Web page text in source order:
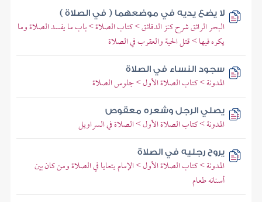
لا يضع يديه في موضعهما ( في الصلاة )
البحر الرائق شرح كنز الدقائق > كتاب الصلاة > باب ما يفسد الصلاة وما
يكره فيها > قتل الحية والعقرب في الصلاة
سجود النساء في الصلاة
المدونة > كتاب الصلاة الأول > جلوس الصلاة
يصلي الرجل وشعره معقوص
المدونة > كتاب الصلاة الأول > الصلاة في السراويل
يروح رجليه في الصلاة
المدونة > كتاب الصلاة الأول > الإمام يتعايا في الصلاة ومن كان بين
أسنانه طعام